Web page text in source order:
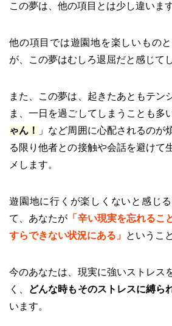
この夢は、他の項目とは少し違います
他の項目では遊園地を楽しいもの
が、この夢はむしろ退屈だと感じて
また、この夢は、起きたあともテン
ま、一日を過ごしてしまうことも多
ゃん！
」など周囲に心配されるのが
る限り他者との接触や会話を避けて
メします。
遊園地に行くが楽しくないと感じ
て、あなたが 「辛い現実を忘れるこ
すらできない状況にある」 というこ
今のあなたは、現実に強いストレス
く、
どんな時もそのストレスに縛ら
います。